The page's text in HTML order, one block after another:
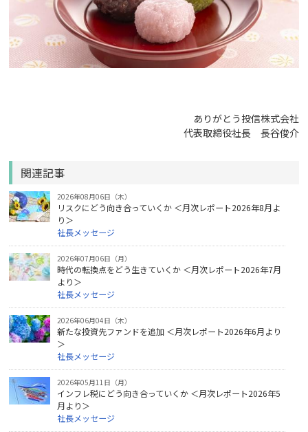
ありがとう投信株式会社
代表取締役社長 長谷俊介
関連記事
2026年08月06日（木）
リスクにどう向き合っていくか ＜月次レポート2026年8月よ
り＞
社長メッセージ
2026年07月06日（月）
時代の転換点をどう生きていくか ＜月次レポート2026年7月
より＞
社長メッセージ
2026年06月04日（木）
新たな投資先ファンドを追加 ＜月次レポート2026年6月より
＞
社長メッセージ
2026年05月11日（月）
インフレ税にどう向き合っていくか ＜月次レポート2026年5
月より＞
社長メッセージ